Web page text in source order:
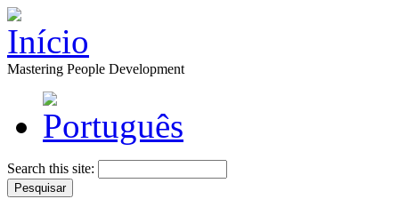
Mastering People Development
Search this site: